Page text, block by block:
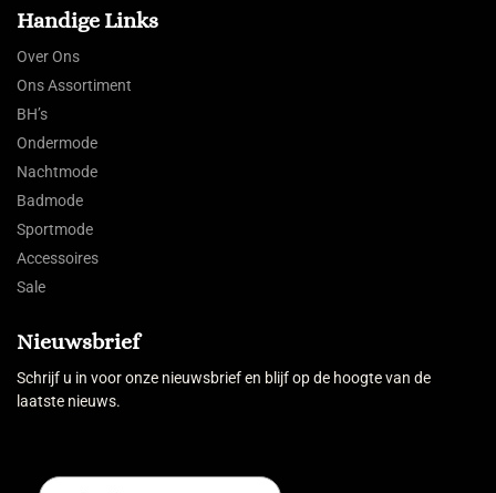
Handige Links
Over Ons
Ons Assortiment
BH’s
Ondermode
Nachtmode
Badmode
Sportmode
Accessoires
Sale
Nieuwsbrief
Schrijf u in voor onze nieuwsbrief en blijf op de hoogte van de
laatste nieuws.